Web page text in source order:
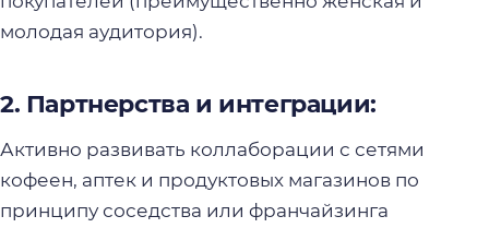
молодая аудитория).
2. Партнерства и интеграции:
Активно развивать коллаборации с сетями
кофеен, аптек и продуктовых магазинов по
принципу соседства или франчайзинга